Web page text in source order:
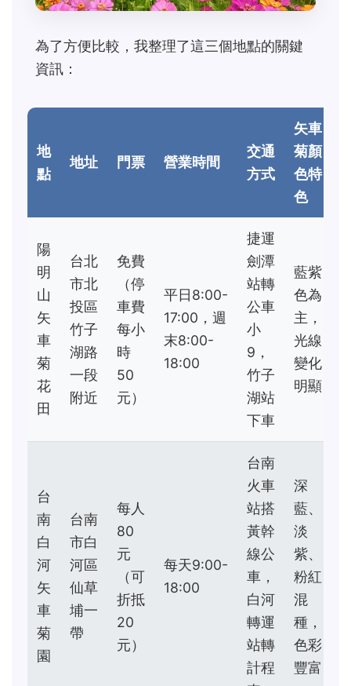
為了方便比較，我整理了這三個地點的關鍵
資訊：
地
點
地址 門票 營業時間
交通
方式
矢車
菊顏
色特
色
陽
明
山
矢
車
菊
花
田
台北
市北
投區
竹子
湖路
一段
附近
免費
（停
車費
每小
時
50
元）
平日8:00-
17:00，週
末8:00-
18:00
捷運
劍潭
站轉
公車
小
9，
竹子
湖站
下車
藍紫
色為
主，
光線
變化
明顯
台
南
白
河
矢
車
菊
園
台南
市白
河區
仙草
埔一
帶
每人
80
元
（可
折抵
20
元）
每天9:00-
18:00
台南
火車
站搭
黃幹
線公
車，
白河
轉運
站轉
計程
深
藍、
淡
紫、
粉紅
混
種，
色彩
豐富